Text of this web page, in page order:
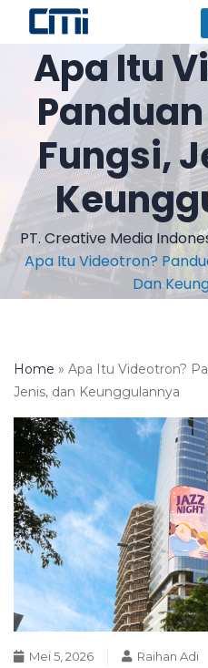
Apa Itu
Fungsi,
PT. Creative Media
Apa Itu Videotron?
Dan
Home » Apa Itu Videotron?
Jenis, dan Keunggulannya
Mei 5, 2026 Raihan Adi